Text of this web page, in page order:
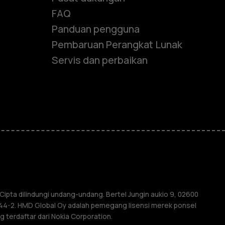
FAQ
Panduan pengguna
Pembaruan Perangkat Lunak
Servis dan perbaikan
dilindungi undang-undang. Bertel Jungin aukio 9, 02600
2. HMD Global Oy adalah pemegang lisensi merek ponsel
terdaftar dari Nokia Corporation.